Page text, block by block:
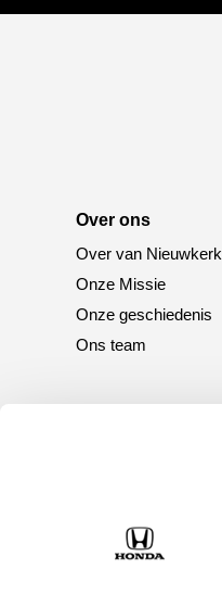
Over ons
Over van Nieuwkerk
Onze Missie
Onze geschiedenis
Ons team